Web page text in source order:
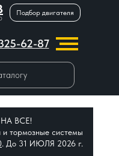
Подбор двигателя
62-87
ВСЕ!
и тормозные системы
. До 31 ИЮЛЯ 2026 г.